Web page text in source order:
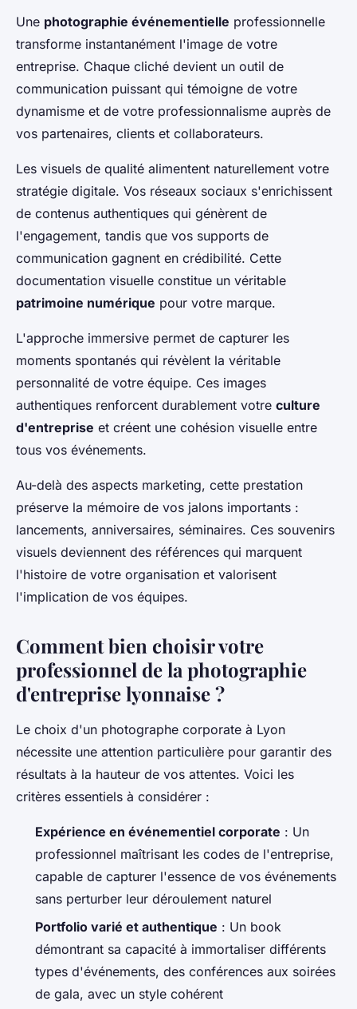
Une photographie événementielle professionnelle
transforme instantanément l'image de votre
entreprise. Chaque cliché devient un outil de
communication puissant qui témoigne de votre
dynamisme et de votre professionnalisme auprès de
vos partenaires, clients et collaborateurs.
Les visuels de qualité alimentent naturellement votre
stratégie digitale. Vos réseaux sociaux s'enrichissent
de contenus authentiques qui génèrent de
l'engagement, tandis que vos supports de
communication gagnent en crédibilité. Cette
documentation visuelle constitue un véritable
patrimoine numérique pour votre marque.
L'approche immersive permet de capturer les
moments spontanés qui révèlent la véritable
personnalité de votre équipe. Ces images
authentiques renforcent durablement votre culture
d'entreprise et créent une cohésion visuelle entre
tous vos événements.
Au-delà des aspects marketing, cette prestation
préserve la mémoire de vos jalons importants :
lancements, anniversaires, séminaires. Ces souvenirs
visuels deviennent des références qui marquent
l'histoire de votre organisation et valorisent
l'implication de vos équipes.
Comment bien choisir votre
professionnel de la photographie
d'entreprise lyonnaise ?
Le choix d'un photographe corporate à Lyon
nécessite une attention particulière pour garantir des
résultats à la hauteur de vos attentes. Voici les
critères essentiels à considérer :
Expérience en événementiel corporate : Un
professionnel maîtrisant les codes de l'entreprise,
capable de capturer l'essence de vos événements
sans perturber leur déroulement naturel
Portfolio varié et authentique : Un book
démontrant sa capacité à immortaliser différents
types d'événements, des conférences aux soirées
de gala, avec un style cohérent